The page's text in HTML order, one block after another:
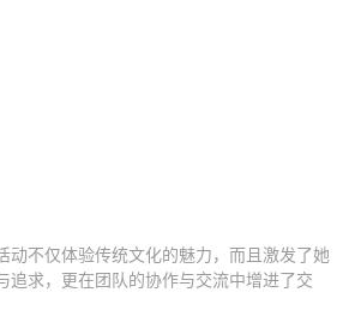
动不仅体验传统文化的魅力，而且激发了她
追求，更在团队的协作与交流中增进了交